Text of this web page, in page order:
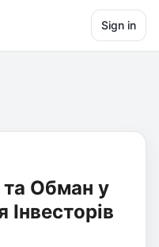
Sign in
та Обман у